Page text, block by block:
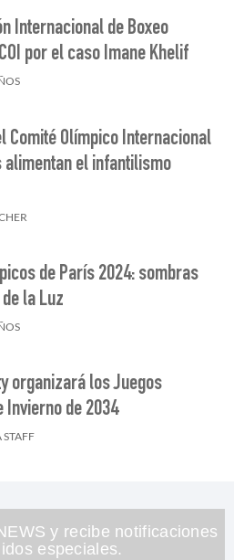
Internacional de Boxeo
por el caso Imane Khelif
Comité Olímpico Internacional
alimentan el infantilismo
de París 2024: sombras
la Luz
organizará los Juegos
Invierno de 2034
y recibe notificaciones
especiales.